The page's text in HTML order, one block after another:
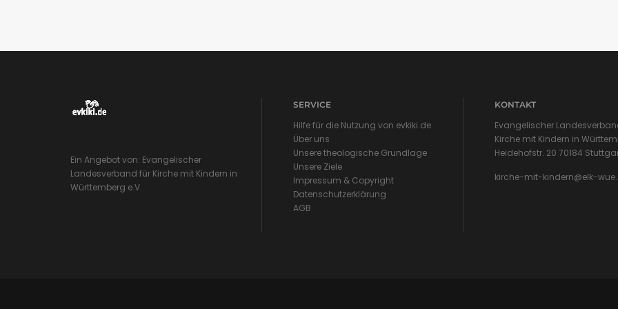
Ein Angebot von: Evangelischer
Landesverband für Kirche mit Kindern in
Württemberg e.V.
SERVICE
Hilfe für die Nutzung von evkiki.de
Über uns
Unsere theologische Grundlage
Unsere Ziele
Impressum & Copyright
Datenschutzerklärung
AGB
KONTAKT
Evangelischer
Kirche mit Kindern in
Heidehofstr. 20 70184
kirche-mit-kindern@elk-